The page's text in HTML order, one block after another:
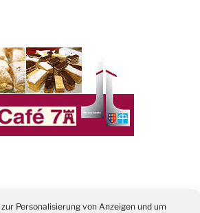
Personalisierung von Anzeigen und um